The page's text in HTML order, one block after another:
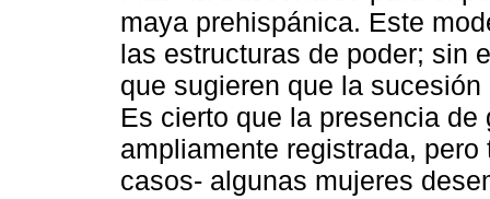
maya prehispánica. Este
las estructuras de poder; sin
que sugieren que la
Es cierto que la presencia
ampliamente registrada,
casos- algunas mujeres